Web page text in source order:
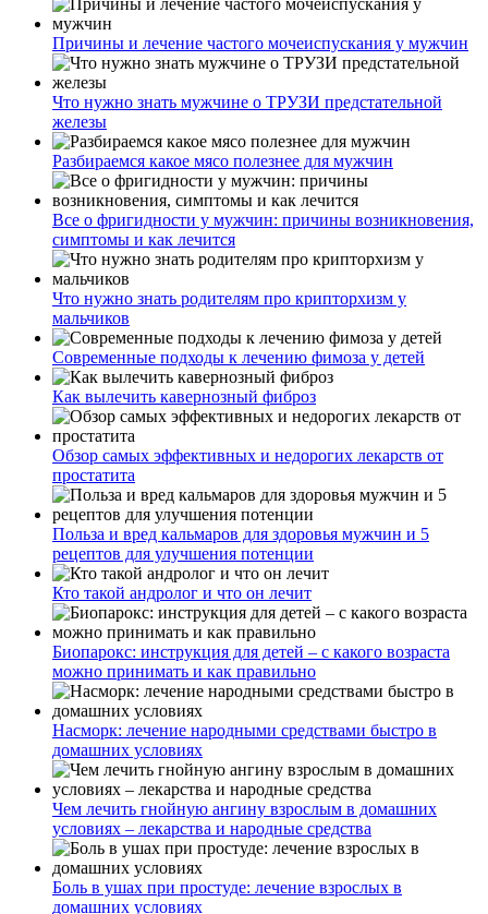
Причины и лечение частого мочеиспускания у мужчин
Что нужно знать мужчине о ТРУЗИ предстательной
железы
Разбираемся какое мясо полезнее для мужчин
Все о фригидности у мужчин: причины возникновения,
симптомы и как лечится
Что нужно знать родителям про крипторхизм у
мальчиков
Современные подходы к лечению фимоза у детей
Как вылечить кавернозный фиброз
Обзор самых эффективных и недорогих лекарств от
простатита
Польза и вред кальмаров для здоровья мужчин и 5
рецептов для улучшения потенции
Кто такой андролог и что он лечит
Биопарокс: инструкция для детей – с какого возраста
можно принимать и как правильно
Насморк: лечение народными средствами быстро в
домашних условиях
Чем лечить гнойную ангину взрослым в домашних
условиях – лекарства и народные средства
Боль в ушах при простуде: лечение взрослых в
домашних условиях